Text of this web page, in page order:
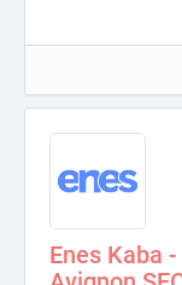
Enes Kaba